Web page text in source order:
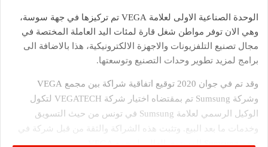
الوحدة الصناعية الاولى لعلامة VEGA تم تركيزها في جهة سوسة،
وهي الان توفر مواطن شغل قارة لمئات اليد العاملة المختصة في
مجال تصنيع التلفزيونات والاجهزة الالكترونيكية، هذا بالاضافة الى
برامج لمزيد تطوير وحدات التصنيع وتوسعتها.
وقد تم في جوان 2020 توقيع اتفاقية شراكة بين مجمع VEGA
وشركة Sumsung تم بمقتضاه اختيار شركة VEGATECH لتكول
الوكيل الرسمي لعلامة Sumsung في تونس من حيث التسويق
وخدمات ما بعد البيع. وتثبت هذه الشراكة والثقة من قبل شركة في
حجم Sumsung المستوى العالي لمجمع VEGA .